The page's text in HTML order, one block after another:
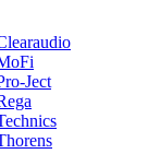
Ject